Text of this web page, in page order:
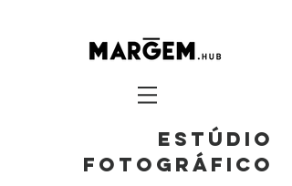
Estúdio
Fotográfico